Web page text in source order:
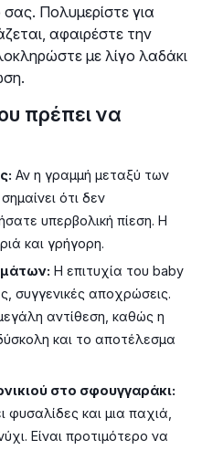
Πολυμερίστε για
αφαιρέστε την
με λίγο λαδάκι
πρέπει να
Αν η γραμμή μεταξύ των
ότι δεν
υπερβολική πίεση. Η
και γρήγορη.
Η επιτυχία του baby
συγγενικές αποχρώσεις.
αντίθεση, καθώς η
και το αποτέλεσμα
στο σφουγγαράκι:
φυσαλίδες και μια παχιά,
Είναι προτιμότερο να